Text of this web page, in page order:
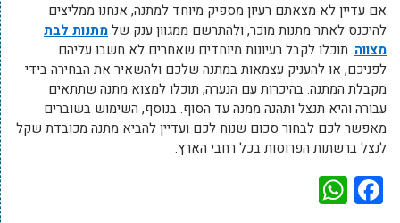
אם עדיין לא מצאתם רעיון מספיק מיוחד למתנה, אנחנו ממליצים
להיכנס לאתר מתנות מוכר, ולהתרשם ממגוון ענק שלמתנות לבת
מצווה. תוכלו לקבל רעיונות מיוחדים שאחרים לא חשבו עליהם
לפניכם, או להעניק עצמאות במתנה שלכם ולהשאיר את הבחירה בידי
מקבלת המתנה. בהיכרות עם הנערה, תוכלו למצוא מתנה שתתאים
עבורה והיא תנצל ותהנה ממנה עד הסוף. בנוסף, השימוש בשוברים
מאפשר לכם לבחור סכום שנוח לכם ועדיין להביא מתנה מכובדת שקל
לנצל ברשתות הפרוסות בכל רחבי הארץ.
Facebook